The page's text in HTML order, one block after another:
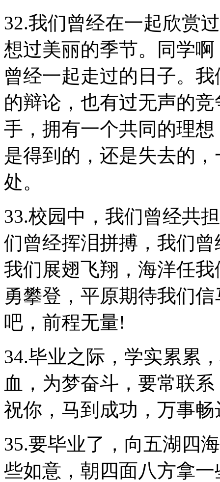
32.我们曾经在一起欣赏
想过美丽的季节。同学
曾经一起走过的日子。
的辩论，也有过无声的
手，拥有一个共同的理
是得到的，还是失去的
处。
33.校园中，我们曾经共
们曾经挥泪拼搏，我们
我们展翅飞翔，海洋任
勇攀登，平原期待我们
吧，前程无量!
34.毕业之际，学实累累
血，为梦奋斗，要常联
祝你，马到成功，万事畅
35.要毕业了，向五湖四
些如意，朝四面八方拿